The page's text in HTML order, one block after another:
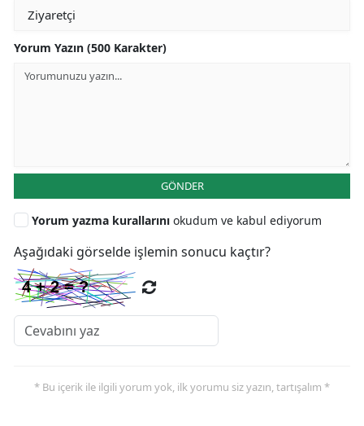
Yorum Yazın (500 Karakter)
GÖNDER
Yorum yazma kurallarını okudum ve kabul ediyorum
Aşağıdaki görselde işlemin sonucu kaçtır?
* Bu içerik ile ilgili yorum yok, ilk yorumu siz yazın, tartışalım *